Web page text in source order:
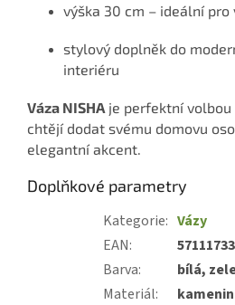
výška 30 cm – ideální pro
stylový doplněk do
interiéru
Váza NISHA je perfektní volbou
chtějí dodat svému domovu
elegantní akcent.
Doplňkové parametry
Kategorie: Vázy
EAN:
Barva:
bílá,
Materiál: